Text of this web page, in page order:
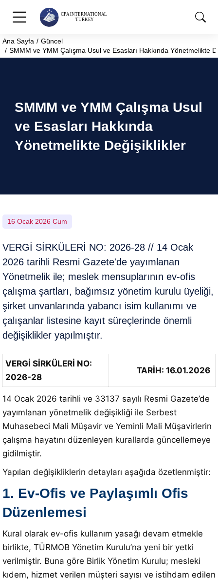
You are here:
Ana Sayfa
Güncel
SMMM ve YMM Çalışma Usul ve Esasları Hakkında Yönetmelikte
SMMM ve YMM Çalışma Usul
ve Esasları Hakkında
Yönetmelikte Değişiklikler
16 Ocak 2026 Cum
VERGİ SİRKÜLERİ NO: 2026-28 // 14 Ocak
2026 tarihli Resmi Gazete'de yayımlanan
Yönetmelik ile; meslek mensuplarının ev-ofis
çalışma şartları, bağımsız yönetim kurulu üyeliği,
şirket unvanlarında yabancı isim kullanımı ve
çalışanlar listesine kayıt süreçlerinde önemli
değişiklikler yapılmıştır.
VERGİ SİRKÜLERİ NO:
2026-28
TARİH: 16.01.2026
14 Ocak 2026 tarihli ve 33137 sayılı Resmi Gazete’de
yayımlanan yönetmelik değişikliği ile Serbest
Muhasebeci Mali Müşavir ve Yeminli Mali Müşavirlerin
çalışma hayatını düzenleyen kurallarda güncellemeye
gidilmiştir.
Yapılan değişikliklerin detayları aşağıda özetlenmiştir:
1. Ev-Ofis ve Paylaşımlı Ofis
Düzenlemesi
Kural olarak ev-ofis kullanım yasağı devam etmekle
birlikte, TÜRMOB Yönetim Kurulu’na yeni bir yetki
verilmiştir. Buna göre Birlik Yönetim Kurulu; mesleki
kıdem, hizmet verilen müşteri sayısı ve istihdam edilen